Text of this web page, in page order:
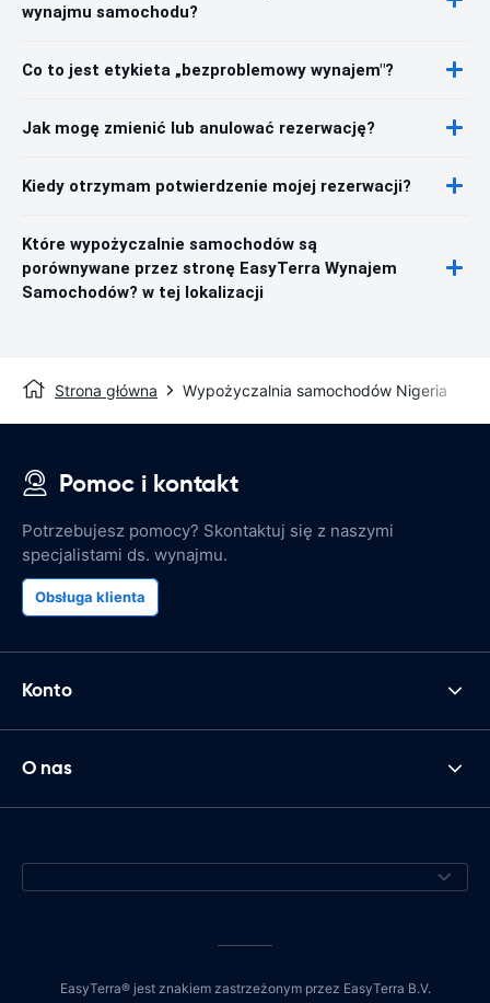
wynajmu samochodu?
Co to jest etykieta „bezproblemowy wynajem"?
Jak mogę zmienić lub anulować rezerwację?
Kiedy otrzymam potwierdzenie mojej rezerwacji?
Które wypożyczalnie samochodów są
porównywane przez stronę EasyTerra Wynajem
Samochodów? w tej lokalizacji
Strona główna Wypożyczalnia samochodów Nigeria
Pomoc i kontakt
Potrzebujesz pomocy? Skontaktuj się z naszymi
specjalistami ds. wynajmu.
Obsługa klienta
Konto
O nas
EasyTerra® jest znakiem zastrzeżonym przez EasyTerra B.V.